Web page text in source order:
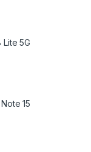
Lite 5G
15